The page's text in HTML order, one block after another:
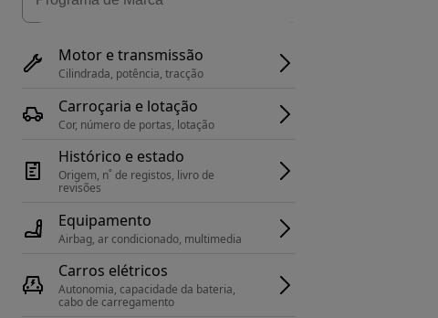
Motor e transmissão
Cilindrada, potência, tracção
Carroçaria e lotação
Cor, número de portas, lotação
Histórico e estado
Origem, n˚ de registos, livro de
revisões
Equipamento
Airbag, ar condicionado, multimedia
Carros elétricos
Autonomia, capacidade da bateria,
cabo de carregamento